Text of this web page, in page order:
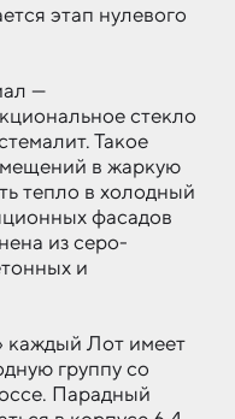
этап нулевого
—
стекло
Такое
в жаркую
тепло в холодный
фасадов
из серо-
и
каждый Лот имеет
группу со
Парадный